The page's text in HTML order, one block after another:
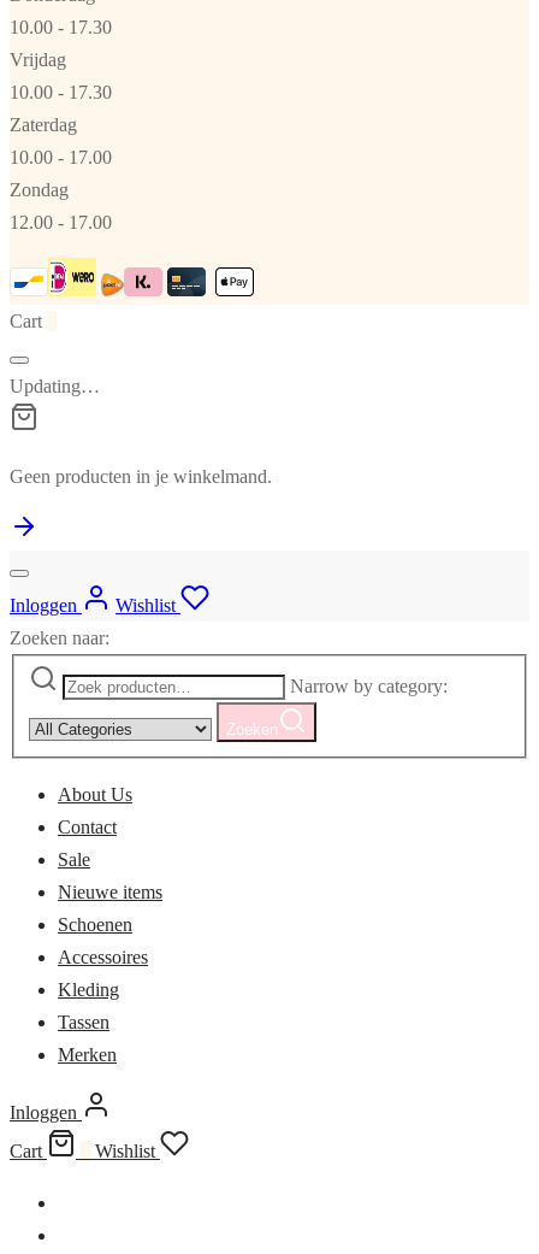
10.00 - 17.30
Vrijdag
10.00 - 17.30
Zaterdag
10.00 - 17.00
Zondag
12.00 - 17.00
Cart
Updating…
Geen producten in je winkelmand.
Inloggen
Wishlist
Zoeken naar:
Narrow by category:
Zoeken
About Us
Contact
Sale
Nieuwe items
Schoenen
Accessoires
Kleding
Tassen
Merken
Inloggen
Cart
Wishlist